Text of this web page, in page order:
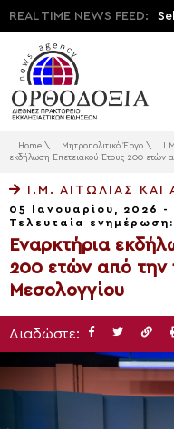
REAL TIME NEWS FEED:
Home \ Μητροπολιτικό Έργο \
εκδήλωση Επετειακού Έτους 200 ετών
Ι.Μ. ΑΙΤΩΛΊΑΣ ΚΑΙ
05 Ιανουαρίου, 2026 -
Τελευταία
Εναρκτήρια
200 ετών από
Μεσολογγίου
Διαδώστε: